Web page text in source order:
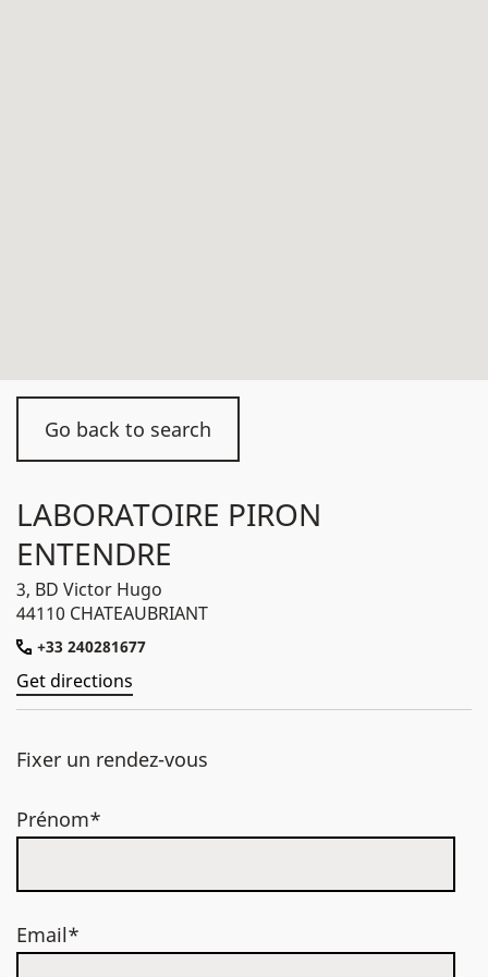
Go back to search
LABORATOIRE PIRON
ENTENDRE
3, BD Victor Hugo
44110 CHATEAUBRIANT
+33 240281677
Get directions
Fixer un rendez-vous
Prénom*
Email*